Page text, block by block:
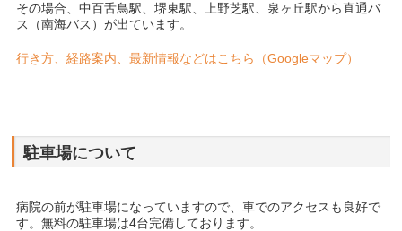
その場合、中百舌鳥駅、堺東駅、上野芝駅、泉ヶ丘駅から直通バ
ス（南海バス）が出ています。
行き方、経路案内、最新情報などはこちら（Googleマップ）
駐車場について
病院の前が駐車場になっていますので、車でのアクセスも良好で
す。無料の駐車場は4台完備しております。